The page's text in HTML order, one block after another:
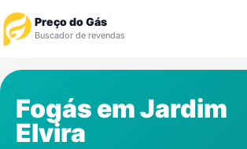
Preço do Gás
Buscador de revendas
Revendedor
Fogás emJardim
Elvira